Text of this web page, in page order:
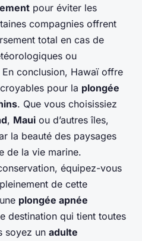
pour éviter les
compagnies offrent
total en cas de
ou
conclusion, Hawaï offre
pour la plongée
. Que vous choisissiez
, Maui ou d’autres îles,
la beauté des paysages
de la vie marine.
équipez-vous
de cette
plongée apnée
destination qui tient toutes
soyez un adulte